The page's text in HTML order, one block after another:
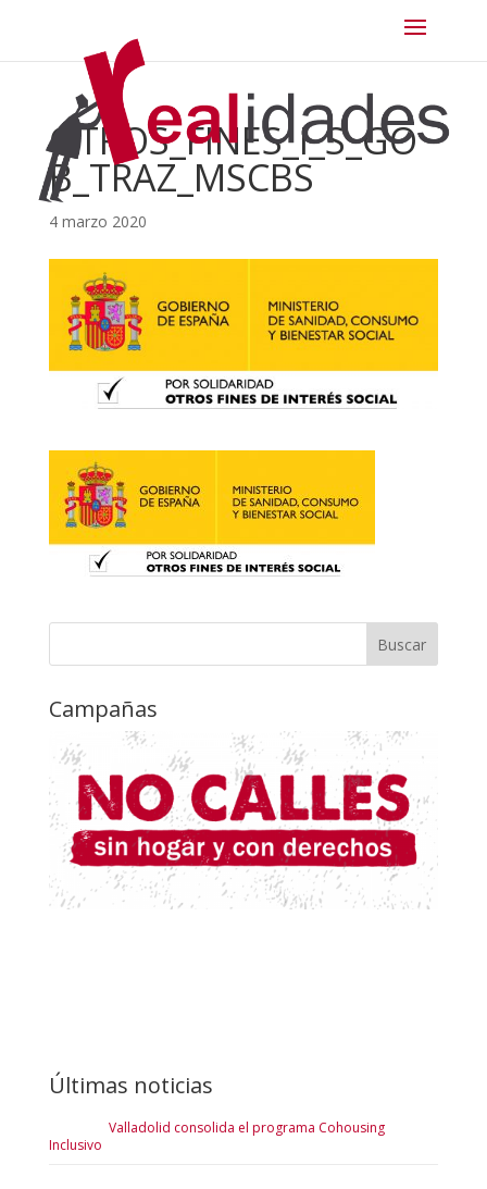
OTROS_FINES_I_S_GO
B_TRAZ_MSCBS
4 marzo 2020
Campañas
Últimas noticias
Valladolid consolida el programa Cohousing
Inclusivo